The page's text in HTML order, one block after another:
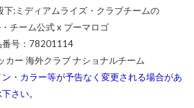
下:ミディアムライズ・クラブチームの
チーム公式 x プーマロゴ
番号：78201114
カー 海外クラブ ナショナルチーム
・カラー等が予告なく変更される場合があ
さい。